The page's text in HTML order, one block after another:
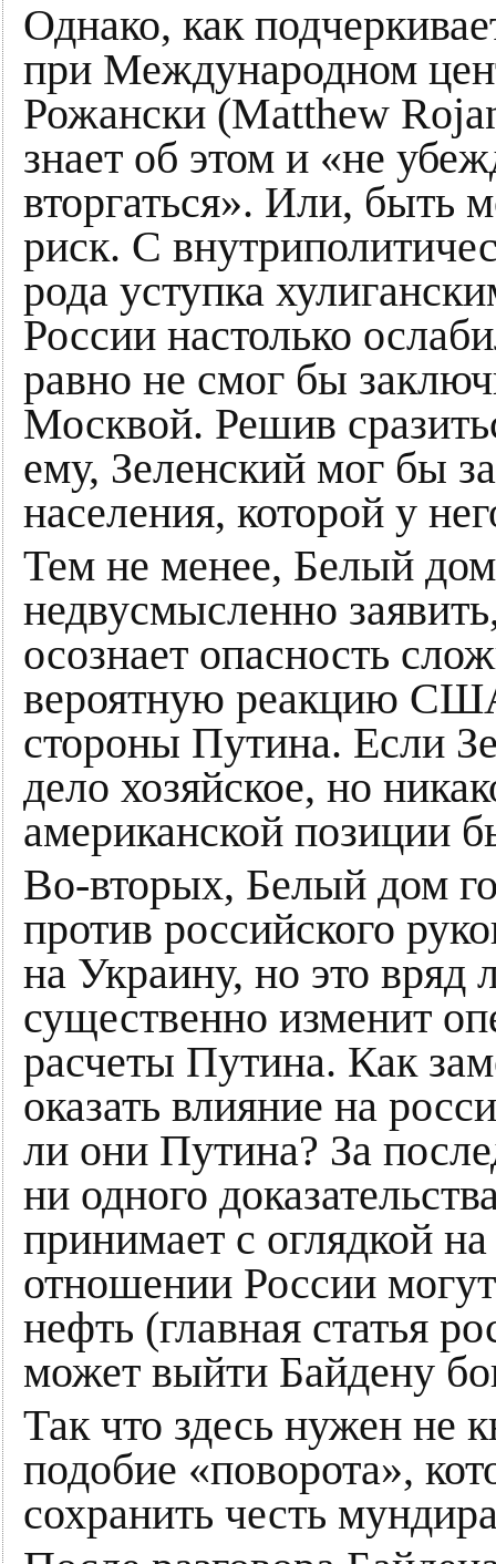
Однако, как
при Международном
Рожански (Matthew
знает об этом и «не
вторгаться». Или, быть
риск. С
рода уступка
России настолько
равно не смог бы
Москвой. Решив
ему, Зеленский мог бы
населения, которой у
Тем не менее, Белый
недвусмысленно
осознает опасность
вероятную реакцию
стороны Путина. Если
дело хозяйское, но
американской позиции
Во-вторых, Белый дом
против российского
на Украину, но это вряд
существенно изменит
расчеты Путина. Как
оказать влияние на
ли они Путина? За
ни одного
принимает с оглядкой
отношении России
нефть (главная статья
может выйти Байдену
Так что здесь нужен не
подобие «поворота»,
сохранить честь